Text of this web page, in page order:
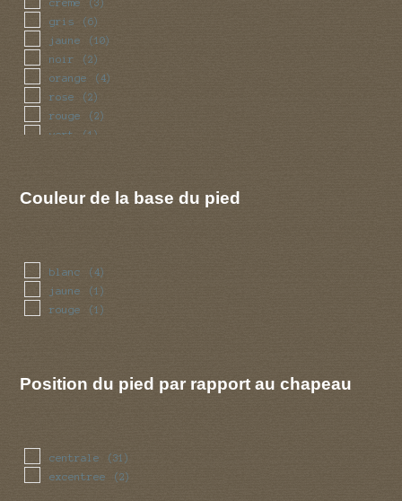
(3)
gris (6)
jaune (10)
noir (2)
orange (4)
rose (2)
rouge (2)
vert (1)
Couleur de la base du pied
blanc (4)
jaune (1)
rouge (1)
Position du pied par rapport au chapeau
centrale (31)
excentree (2)